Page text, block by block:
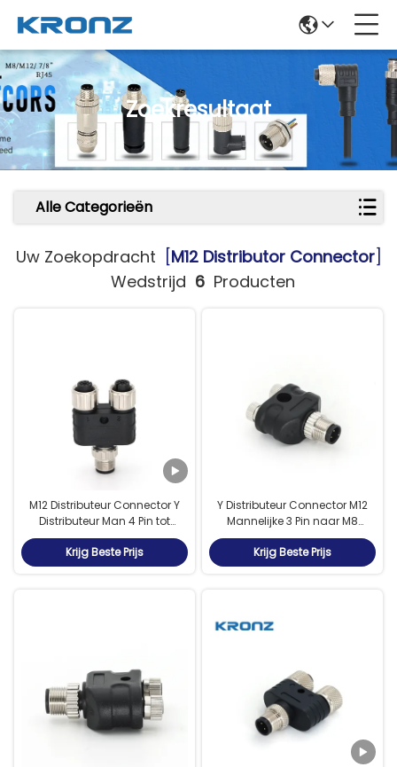
Zoekresultaat
Alle Categorieën
Uw Zoekopdracht [M12 Distributor Connector]
Wedstrijd 6 Producten
M12 Distributeur Connector Y
Distributeur Man 4 Pin tot
Vrouw 4 Pin A Codering
Krijg Beste Prijs
Y Distributeur Connector M12
Mannelijke 3 Pin naar M8
Vrouwelijke 3Pin A Codering
IP67
Krijg Beste Prijs